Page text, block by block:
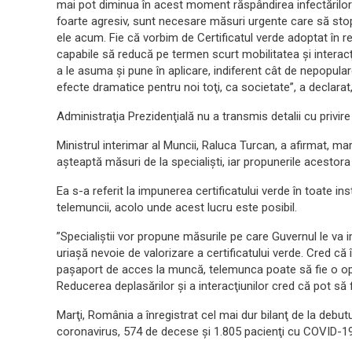
mai pot diminua în acest moment răspândirea
foarte agresiv, sunt necesare măsuri urgente care să
ele acum. Fie că vorbim de Certificatul verde adoptat în
capabile să reducă pe termen scurt mobilitatea şi
a le asuma şi pune în aplicare, indiferent cât de
efecte dramatice pentru noi toţi, ca societate”, a
Administraţia Prezidenţială nu a transmis detalii cu
Ministrul interimar al Muncii, Raluca Turcan, a afirmat,
aşteaptă măsuri de la specialişti, iar propunerile
Ea s-a referit la impunerea certificatului verde în toate
telemuncii, acolo unde acest lucru este posibil.
”Specialiştii vor propune măsurile pe care Guvernul le
uriaşă nevoie de valorizare a certificatului verde. Cred
paşaport de acces la muncă, telemunca poate să fie o
Reducerea deplasărilor şi a interacţiunilor cred că pot
Marţi, România a înregistrat cel mai dur bilanţ de la
coronavirus, 574 de decese şi 1.805 pacienţi cu COVID-